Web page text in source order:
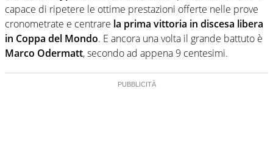
capace di ripetere le ottime prestazioni offerte nelle prove
cronometrate e centrare la prima vittoria in discesa libera
in Coppa del Mondo. E ancora una volta il grande battuto è
Marco Odermatt, secondo ad appena 9 centesimi.